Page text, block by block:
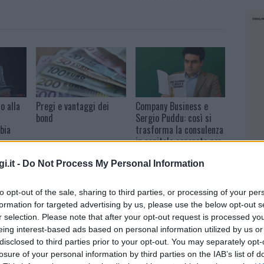
- Do Not Process My Personal Information
opt-out of the sale, sharing to third parties, or processing of your
for targeted advertising by us, please use the below opt-out
selection. Please note that after your opt-out request is processed
interest-based ads based on personal information utilized by us
to third parties prior to your opt-out. You may separately
of your personal information by third parties on the IAB’s list of
alla
Pregi e vantaggi dei
bond
Company Business e
Sergio Puddu: così si
trasforma la consulenza
in capitale concreto per
ECONOMIA 6 MAGGIO 2025
Investimenti-definizione degli obiettivi
finanziari, il binomio vincente per mettere
al sicuro i propri risparmi